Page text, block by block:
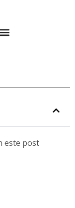
este post